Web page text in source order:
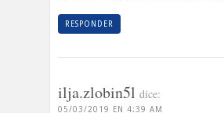
RESPONDER
ilja.zlobin5l dice:
05/03/2019 EN 4:39 AM